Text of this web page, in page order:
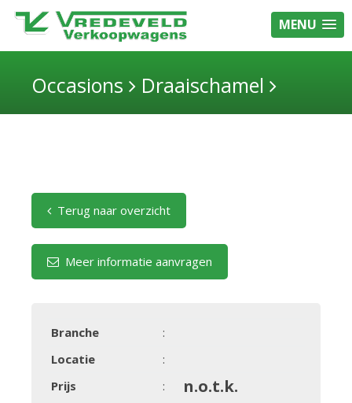
MENU
Occasions Draaischamel
Terug naar overzicht
Meer informatie aanvragen
Branche
:
Locatie
:
Prijs
: n.o.t.k.